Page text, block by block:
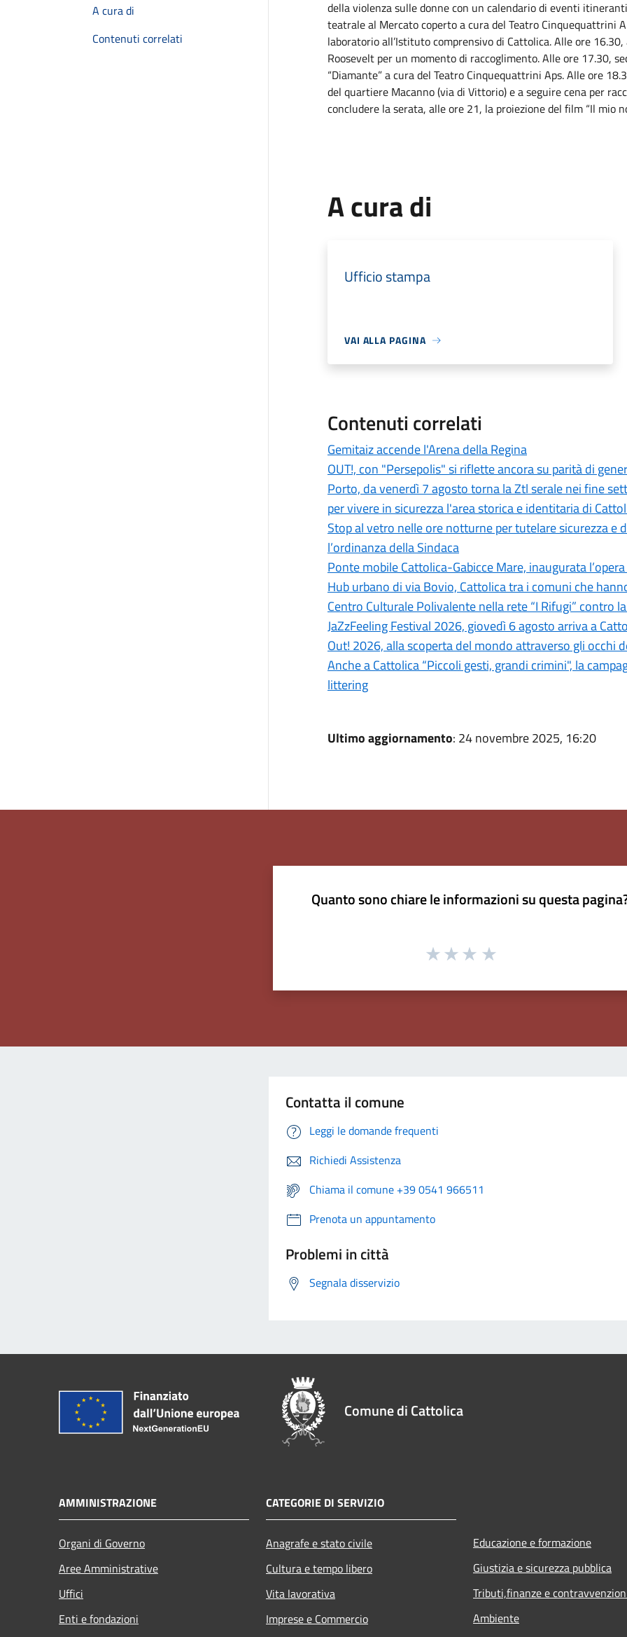
A cura di
Contenuti correlati
della violenza sulle donne con un calendario di eventi
teatrale al Mercato coperto a cura del Teatro Cinquequattrini
laboratorio all’Istituto comprensivo di Cattolica. Alle ore
Roosevelt per un momento di raccoglimento. Alle ore 17.30,
“Diamante” a cura del Teatro Cinquequattrini Aps. Alle ore
del quartiere Macanno (via di Vittorio) e a seguire cena per
concludere la serata, alle ore 21, la proiezione del film “Il mio
A cura di
Ufficio stampa
VAI ALLA PAGINA
Contenuti correlati
Gemitaiz accende l'Arena della Regina
OUT!, con "Persepolis" si riflette ancora su parità di
Porto, da venerdì 7 agosto torna la Ztl serale nei fine
per vivere in sicurezza l'area storica e identitaria di
Stop al vetro nelle ore notturne per tutelare sicurezza e
l’ordinanza della Sindaca
Ponte mobile Cattolica-Gabicce Mare, inaugurata
Hub urbano di via Bovio, Cattolica tra i comuni che
Centro Culturale Polivalente nella rete “I Rifugi” contro
JaZzFeeling Festival 2026, giovedì 6 agosto arriva a
Out! 2026, alla scoperta del mondo attraverso gli occhi
Anche a Cattolica “Piccoli gesti, grandi crimini", la
littering
Ultimo aggiornamento: 24 novembre 2025, 16:20
Quanto sono chiare le informazioni su questa
Contatta il comune
Leggi le domande frequenti
Richiedi Assistenza
Chiama il comune +39 0541 966511
Prenota un appuntamento
Problemi in città
Segnala disservizio
Comune di Cattolica
AMMINISTRAZIONE
Organi di Governo
Aree Amministrative
Uffici
Enti e fondazioni
CATEGORIE DI SERVIZIO
Anagrafe e stato civile
Cultura e tempo libero
Vita lavorativa
Imprese e Commercio
Educazione e formazione
Giustizia e sicurezza pubblica
Tributi,finanze e
Ambiente